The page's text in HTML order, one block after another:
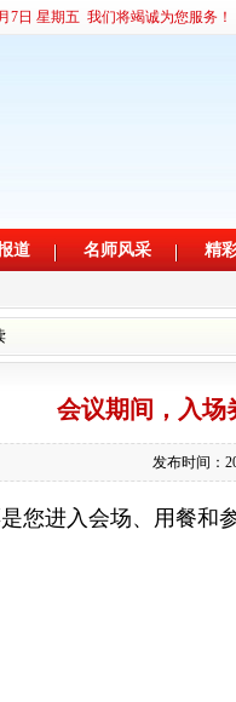
会议期间，入场
发布时间：
进入会场、用餐和